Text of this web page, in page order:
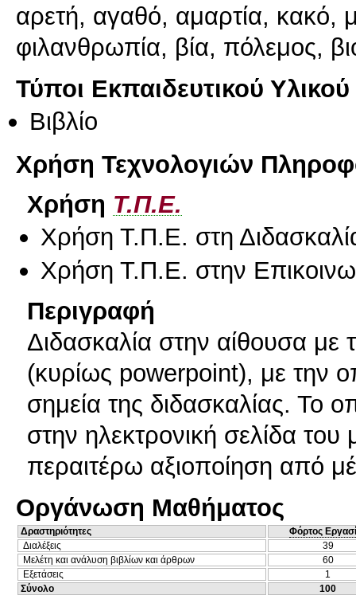
αρετή, αγαθό, αμαρτία, κακό,
φιλανθρωπία, βία, πόλεμος,
Τύποι Εκπαιδευτικού Υλικού
Βιβλίο
Χρήση Τεχνολογιών
Χρήση Τ.Π.Ε.
Χρήση Τ.Π.Ε. στη
Χρήση Τ.Π.Ε. στην
Περιγραφή
Διδασκαλία στην αίθουσα
(κυρίως powerpoint), με την
σημεία της διδασκαλίας. Το
στην ηλεκτρονική σελίδα
περαιτέρω αξιοποίηση από
Οργάνωση Μαθήματος
Δραστηριότητες
Φόρτος
Διαλέξεις
39
Μελέτη και ανάλυση βιβλίων και άρθρων
60
Εξετάσεις
1
Σύνολο
100